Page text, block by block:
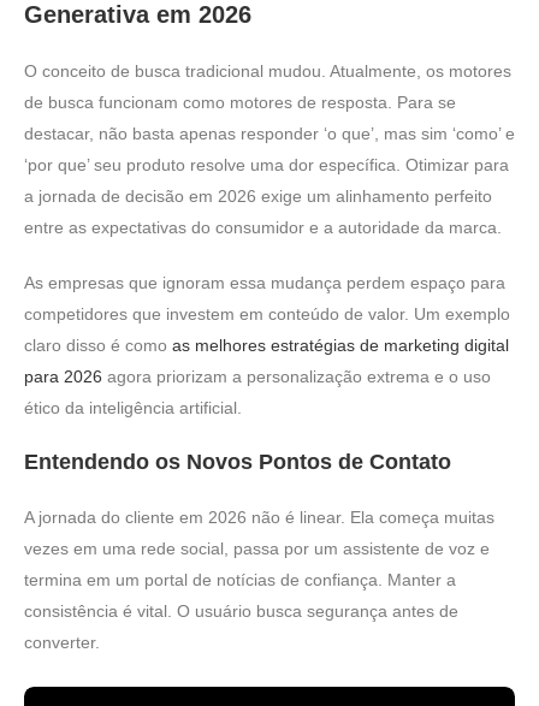
Generativa em 2026
O conceito de busca tradicional mudou. Atualmente, os motores
de busca funcionam como motores de resposta. Para se
destacar, não basta apenas responder ‘o que’, mas sim ‘como’ e
‘por que’ seu produto resolve uma dor específica. Otimizar para
a jornada de decisão em 2026 exige um alinhamento perfeito
entre as expectativas do consumidor e a autoridade da marca.
As empresas que ignoram essa mudança perdem espaço para
competidores que investem em conteúdo de valor. Um exemplo
claro disso é como as melhores estratégias de marketing digital
para 2026 agora priorizam a personalização extrema e o uso
ético da inteligência artificial.
Entendendo os Novos Pontos de Contato
A jornada do cliente em 2026 não é linear. Ela começa muitas
vezes em uma rede social, passa por um assistente de voz e
termina em um portal de notícias de confiança. Manter a
consistência é vital. O usuário busca segurança antes de
converter.